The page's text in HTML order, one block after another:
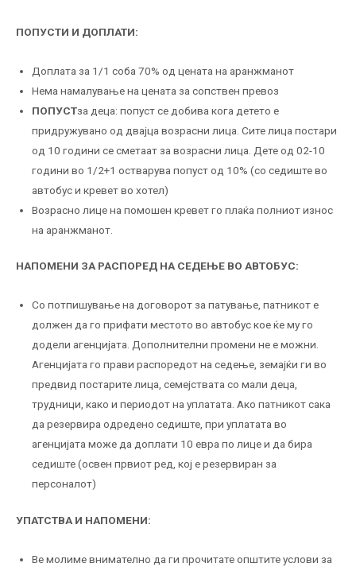
ПОПУСТИ И ДОПЛАТИ:
Доплата за 1/1 соба 70% од цената на аранжманот
Нема намалување на цената за сопствен превоз
ПОПУСТза деца: попуст се добива кога детето е
придружувано од двајца возрасни лица. Сите лица постари
од 10 години се сметаат за возрасни лица. Дете од 02-10
години во 1/2+1 остварува попуст од 10% (со седиште во
автобус и кревет во хотел)
Возрасно лице на помошен кревет го плаќа полниот износ
на аранжманот.
НАПОМЕНИ ЗА РАСПОРЕД НА СЕДЕЊЕ ВО АВТОБУС:
Со потпишување на договорот за патување, патникот е
должен да го прифати местото во автобус кое ќе му го
додели агенцијата. Дополнителни промени не е можни.
Агенцијата го прави распоредот на седење, земајќи ги во
предвид постарите лица, семејствата со мали деца,
трудници, како и периодот на уплатата. Ако патникот сака
да резервира одредено седиште, при уплатата во
агенцијата може да доплати 10 евра по лице и да бира
седиште (освен првиот ред, кој е резервиран за
персоналот)
УПАТСТВА И НАПОМЕНИ:
Ве молиме внимателно да ги прочитате општите услови за